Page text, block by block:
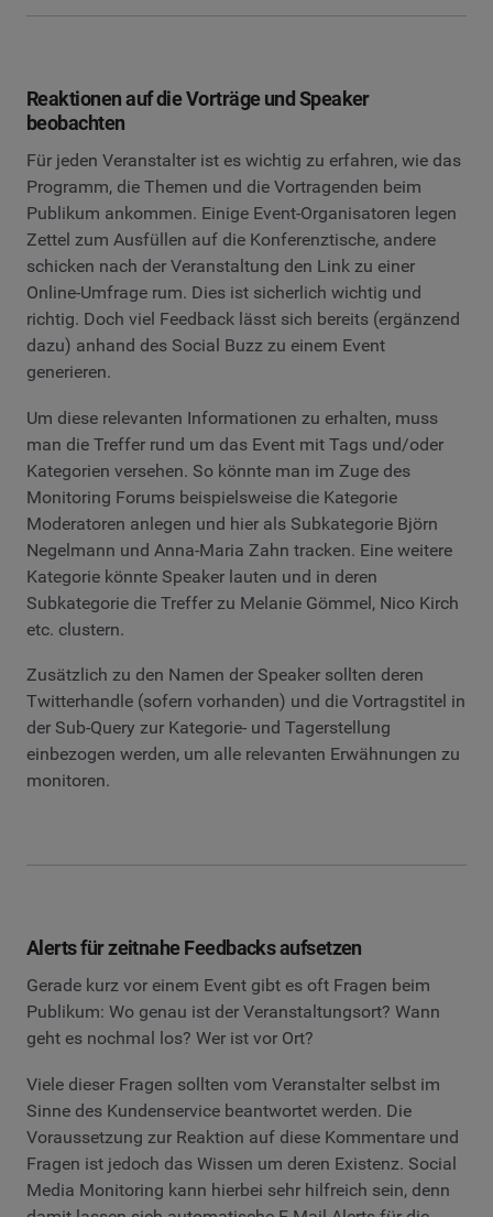
Reaktionen auf die Vorträge und Speaker
beobachten
Für jeden Veranstalter ist es wichtig zu erfahren, wie das
Programm, die Themen und die Vortragenden beim
Publikum ankommen. Einige Event-Organisatoren legen
Zettel zum Ausfüllen auf die Konferenztische, andere
schicken nach der Veranstaltung den Link zu einer
Online-Umfrage rum. Dies ist sicherlich wichtig und
richtig. Doch viel Feedback lässt sich bereits (ergänzend
dazu) anhand des Social Buzz zu einem Event
generieren.
Um diese relevanten Informationen zu erhalten, muss
man die Treffer rund um das Event mit Tags und/oder
Kategorien versehen. So könnte man im Zuge des
Monitoring Forums beispielsweise die Kategorie
Moderatoren anlegen und hier als Subkategorie Björn
Negelmann und Anna-Maria Zahn tracken. Eine weitere
Kategorie könnte Speaker lauten und in deren
Subkategorie die Treffer zu Melanie Gömmel, Nico Kirch
etc. clustern.
Zusätzlich zu den Namen der Speaker sollten deren
Twitterhandle (sofern vorhanden) und die Vortragstitel in
der Sub-Query zur Kategorie- und Tagerstellung
einbezogen werden, um alle relevanten Erwähnungen zu
monitoren.
Alerts für zeitnahe Feedbacks aufsetzen
Gerade kurz vor einem Event gibt es oft Fragen beim
Publikum: Wo genau ist der Veranstaltungsort? Wann
geht es nochmal los? Wer ist vor Ort?
Viele dieser Fragen sollten vom Veranstalter selbst im
Sinne des Kundenservice beantwortet werden. Die
Voraussetzung zur Reaktion auf diese Kommentare und
Fragen ist jedoch das Wissen um deren Existenz. Social
Media Monitoring kann hierbei sehr hilfreich sein, denn